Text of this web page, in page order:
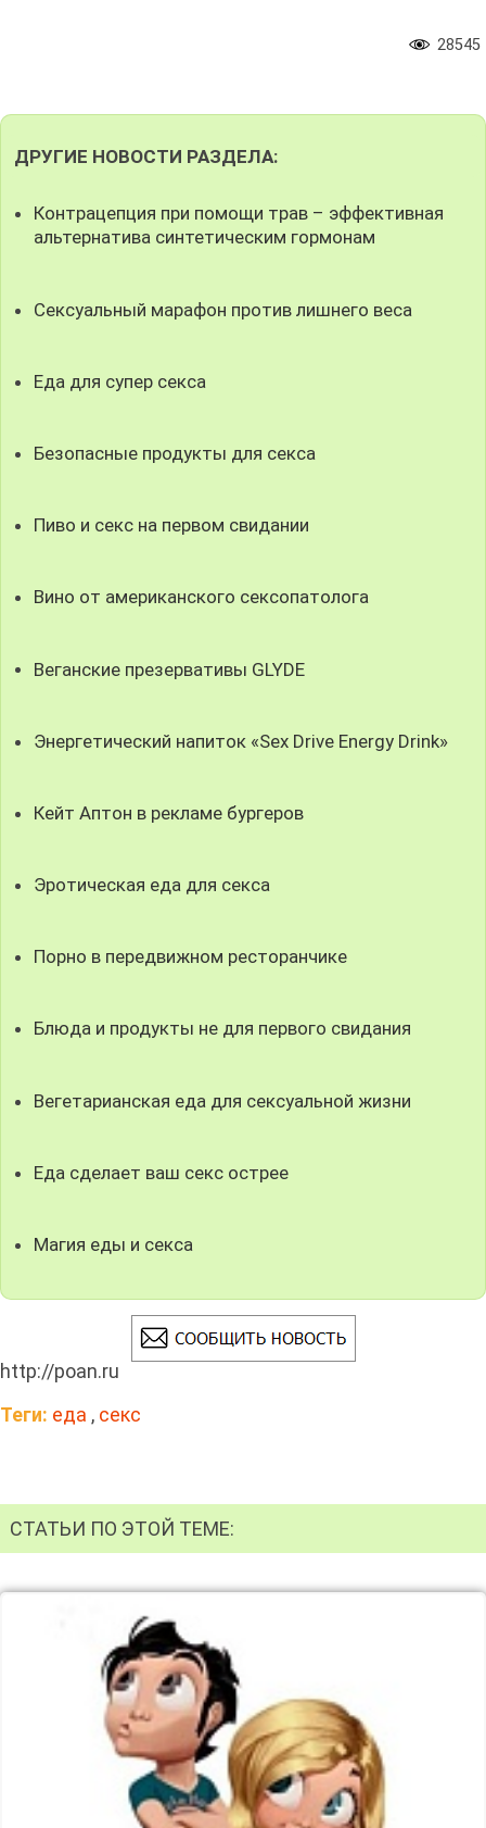
28545
ДРУГИЕ НОВОСТИ РАЗДЕЛА:
Контрацепция при помощи трав – эффективная
альтернатива синтетическим гормонам
Сексуальный марафон против лишнего веса
Еда для супер секса
Безопасные продукты для секса
Пиво и секс на первом свидании
Вино от американского сексопатолога
Веганские презервативы GLYDE
Энергетический напиток «Sex Drive Energy Drink»
Кейт Аптон в рекламе бургеров
Эротическая еда для секса
Порно в передвижном ресторанчике
Блюда и продукты не для первого свидания
Вегетарианская еда для сексуальной жизни
Еда сделает ваш секс острее
Магия еды и секса
http://poan.ru
Теги: еда , секс
СТАТЬИ ПО ЭТОЙ ТЕМЕ: